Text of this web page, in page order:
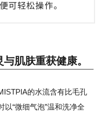
肌肤重获健康。
的水流含有比毛孔
以“微细气泡”温和洗净全